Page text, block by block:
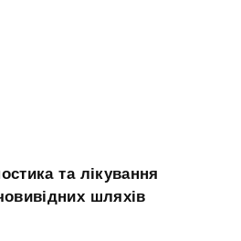
та лікування
шляхів